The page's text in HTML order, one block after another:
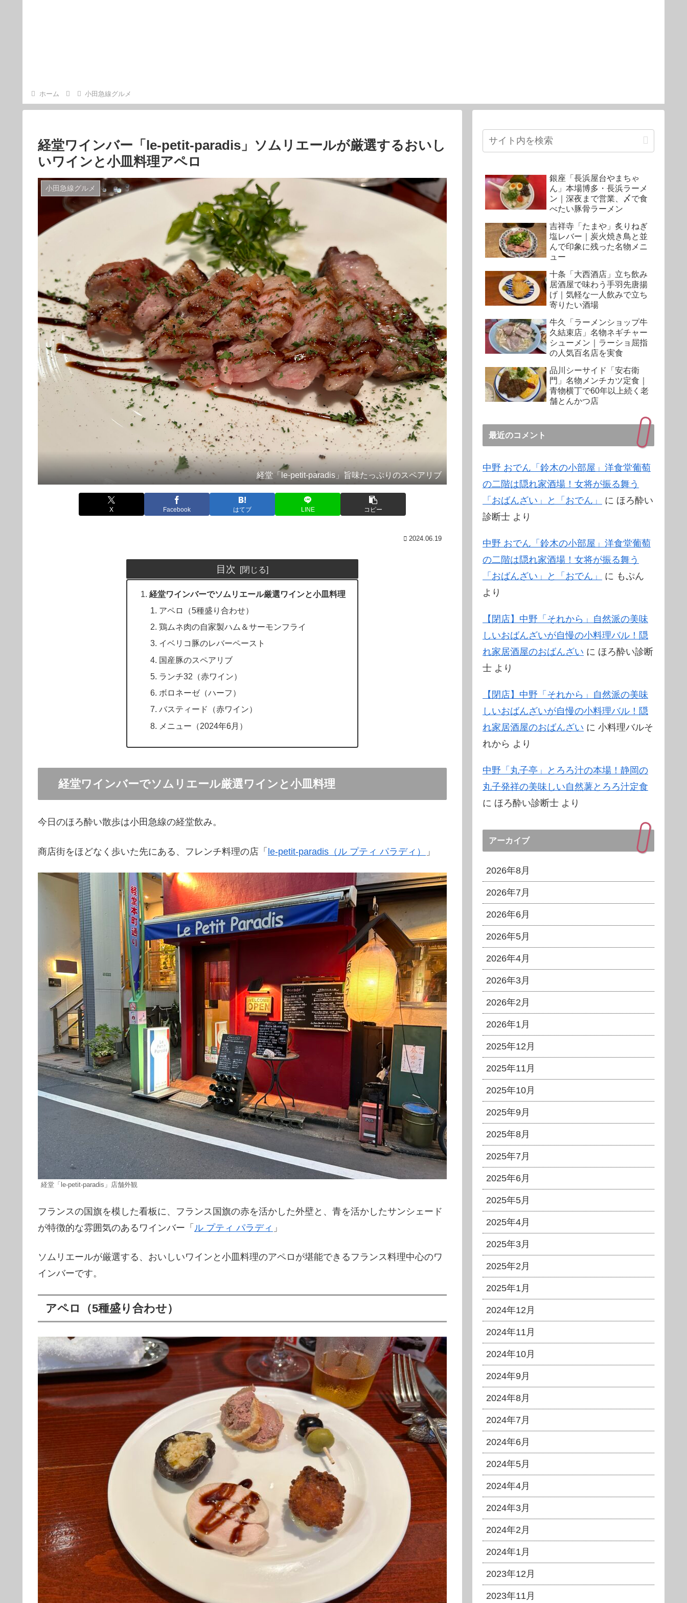
ホーム 小田急線グルメ
経堂ワインバー「le-petit-paradis」ソムリエールが厳選するおいし
いワインと小皿料理アペロ
小田急線グルメ
経堂「le-petit-paradis」旨味たっぷりのスペアリブ
X Facebook はてブ LINE コピー
2024.06.19
目次
経堂ワインバーでソムリエール厳選ワインと小皿料理
アペロ（5種盛り合わせ）
鶏ムネ肉の自家製ハム＆サーモンフライ
イベリコ豚のレバーペースト
国産豚のスペアリブ
ランチ32（赤ワイン）
ボロネーゼ（ハーフ）
バスティード（赤ワイン）
メニュー（2024年6月）
経堂ワインバーでソムリエール厳選ワインと小皿料理
今日のほろ酔い散歩は小田急線の経堂飲み。
商店街をほどなく歩いた先にある、フレンチ料理の店「 le-petit-paradis（ル プティ パラディ） 」
経堂「le-petit-paradis」店舗外観
フランスの国旗を模した看板に、フランス国旗の赤を活かした外壁と、青を活かしたサンシェード
が特徴的な雰囲気のあるワインバー「 ル プティ パラディ 」
ソムリエールが厳選する、おいしいワインと小皿料理のアペロが堪能できるフランス料理中心のワ
インバーです。
アペロ（5種盛り合わせ）
銀座「長浜屋台やまちゃ
ん」本場博多・長浜ラーメ
ン｜深夜まで営業、〆で食
べたい豚骨ラーメン
吉祥寺「たまや」炙りねぎ
塩レバー｜炭火焼き鳥と並
んで印象に残った名物メニ
ュー
十条「大西酒店」立ち飲み
居酒屋で味わう手羽先唐揚
げ｜気軽な一人飲みで立ち
寄りたい酒場
牛久「ラーメンショップ牛
久結束店」名物ネギチャー
シューメン｜ラーショ屈指
の人気百名店を実食
品川シーサイド「安右衛
門」名物メンチカツ定食｜
青物横丁で60年以上続く老
舗とんかつ店
最近のコメント
中野 おでん「鈴木の小部屋」洋食堂葡萄
の二階は隠れ家酒場！女将が振る舞う
「おばんざい」と「おでん」
に ほろ酔い
診断士 より
中野 おでん「鈴木の小部屋」洋食堂葡萄
の二階は隠れ家酒場！女将が振る舞う
「おばんざい」と「おでん」
に もぷん
より
【閉店】中野「それから」自然派の美味
しいおばんざいが自慢の小料理バル！隠
れ家居酒屋のおばんざい に ほろ酔い診断
士 より
【閉店】中野「それから」自然派の美味
しいおばんざいが自慢の小料理バル！隠
れ家居酒屋のおばんざい に 小料理バルそ
れから より
中野「丸子亭」とろろ汁の本場！静岡の
丸子発祥の美味しい自然薯とろろ汁定食
に ほろ酔い診断士 より
アーカイブ
2026年8月
2026年7月
2026年6月
2026年5月
2026年4月
2026年3月
2026年2月
2026年1月
2025年12月
2025年11月
2025年10月
2025年9月
2025年8月
2025年7月
2025年6月
2025年5月
2025年4月
2025年3月
2025年2月
2025年1月
2024年12月
2024年11月
2024年10月
2024年9月
2024年8月
2024年7月
2024年6月
2024年5月
2024年4月
2024年3月
2024年2月
2024年1月
2023年12月
2023年11月